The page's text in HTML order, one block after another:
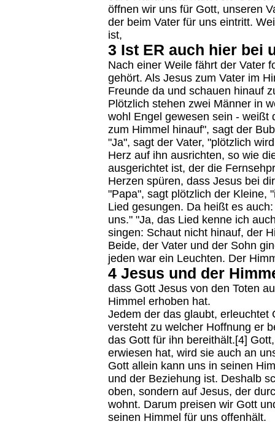
öffnen wir uns für Gott, unseren
der beim Vater für uns eintritt.
ist,
3 Ist ER auch hier bei
Nach einer Weile fährt der Vater
gehört. Als Jesus zum Vater im
Freunde da und schauen hinauf
Plötzlich stehen zwei Männer in
wohl Engel gewesen sein - weißt
zum Himmel hinauf", sagt der
"Ja", sagt der Vater, "plötzlich
Herz auf ihn ausrichten, so wie
ausgerichtet ist, der die
Herzen spüren, dass Jesus bei
"Papa", sagt plötzlich der Kleine,
Lied gesungen. Da heißt es
uns." "Ja, das Lied kenne ich
singen: Schaut nicht hinauf, der
Beide, der Vater und der Sohn
jeden war ein Leuchten. Der
4 Jesus und der
dass Gott Jesus von den Toten
Himmel erhoben hat.
Jedem der das glaubt, erleuchtet
versteht zu welcher Hoffnung er
das Gott für ihn bereithält.[4]
erwiesen hat, wird sie auch an
Gott allein kann uns in seinen
und der Beziehung ist. Deshalb
oben, sondern auf Jesus, der
wohnt. Darum preisen wir Gott
seinen Himmel für uns offenhält.